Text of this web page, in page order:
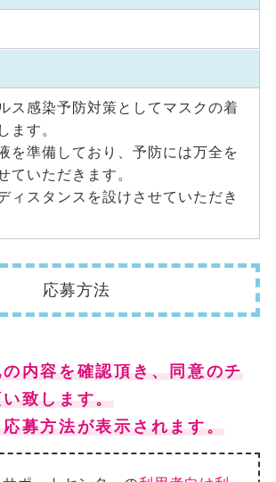
ス感染予防対策としてマスクの着
ます。
を準備しており、予防には万全を
ていただきます。
ィスタンスを設けさせていただき
応募方法
内容を確認頂き、同意のチ
致します。
募方法が表示されます。